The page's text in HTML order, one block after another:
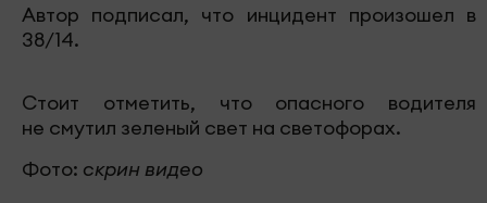
Автор подписал, что инцидент произошел в
38/14.
Стоит отметить, что опасного водителя
не смутил зеленый свет на светофорах.
Фото: скрин видео